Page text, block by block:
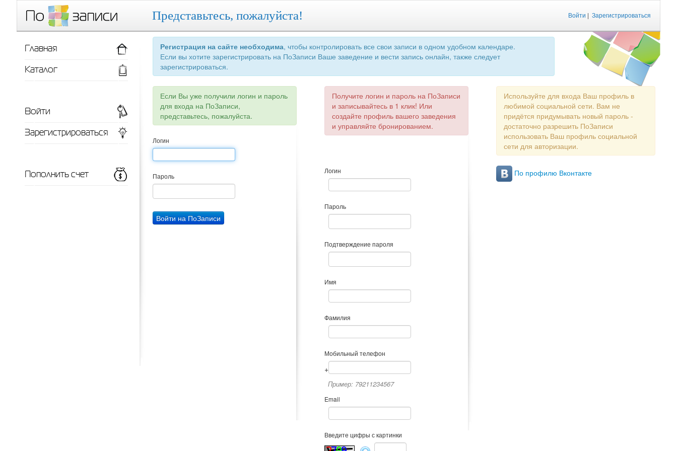
Войти | Зарегистрироваться
Представьтесь, пожалуйста!
Регистрация на сайте необходима, чтобы контролировать все свои записи в одном удобном календаре.
Если вы хотите зарегистрировать на ПоЗаписи Ваше заведение и вести запись онлайн, также следует
зарегистрироваться.
Если Вы уже получили логин и пароль
для входа на ПоЗаписи,
представьтесь, пожалуйста.
Логин
Пароль
Получите логин и пароль на ПоЗаписи
и записывайтесь в 1 клик! Или
создайте профиль вашего заведения
и управляйте бронированием.
Логин
Пароль
Подтверждение пароля
Имя
Фамилия
Мобильный телефон
+
Пример: 79211234567
Email
Введите цифры с картинки
Используйте для входа Ваш профиль в
любимой социальной сети. Вам не
придётся придумывать новый пароль -
достаточно разрешить ПоЗаписи
использовать Ваш профиль социальной
сети для авторизации.
По профилю Вконтакте
Главная
Каталог
Войти
Зарегистрироваться
Пополнить счет